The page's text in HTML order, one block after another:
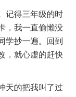
记得三年级的时
，我一直偷懒没
学抄一遍。回到
，就心虚的赶快
天的把我叫了过